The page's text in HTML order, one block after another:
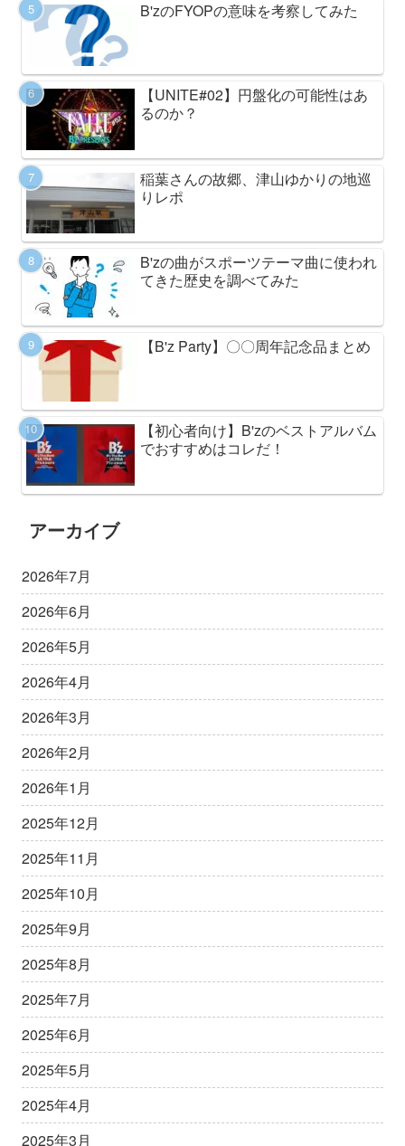
B'zのFYOPの意味を考察してみた
【UNITE#02】円盤化の可能性はあ
るのか？
稲葉さんの故郷、津山ゆかりの地巡
りレポ
B'zの曲がスポーツテーマ曲に使われ
てきた歴史を調べてみた
【B'z Party】〇〇周年記念品まとめ
【初心者向け】B'zのベストアルバム
でおすすめはコレだ！
アーカイブ
2026年7月
2026年6月
2026年5月
2026年4月
2026年3月
2026年2月
2026年1月
2025年12月
2025年11月
2025年10月
2025年9月
2025年8月
2025年7月
2025年6月
2025年5月
2025年4月
2025年3月